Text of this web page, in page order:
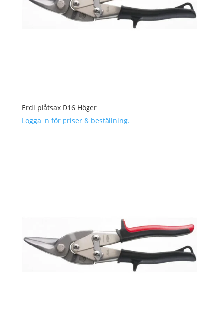
Erdi plåtsax D16 Höger
Logga in för priser & beställning.